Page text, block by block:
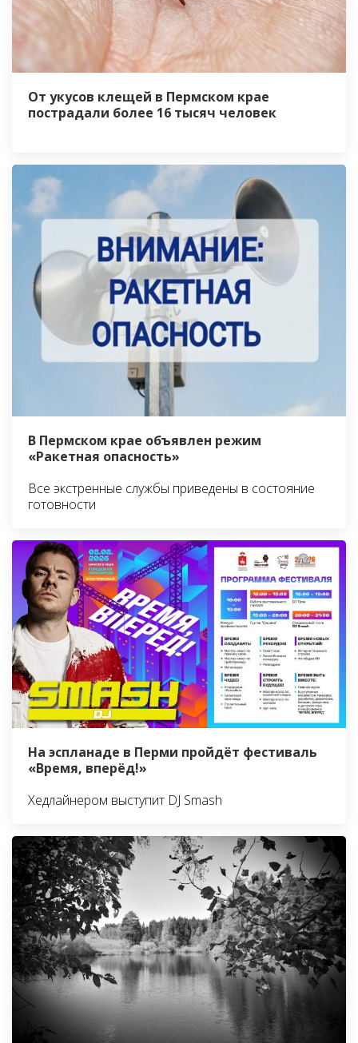
От укусов клещей в Пермском крае
пострадали более 16 тысяч человек
В Пермском крае объявлен режим
«Ракетная опасность»
Все экстренные службы приведены в состояние
готовности
На эспланаде в Перми пройдёт фестиваль
«Время, вперёд!»
Хедлайнером выступит DJ Smash